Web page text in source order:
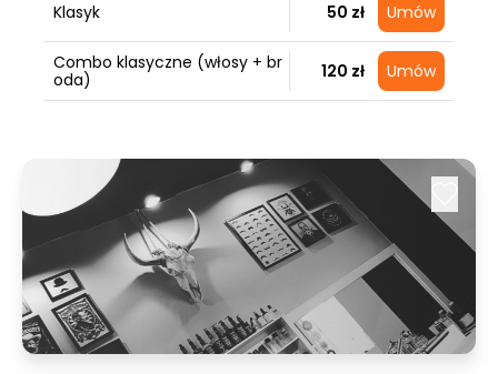
Klasyk 50 zł Umów
Combo klasyczne (włosy + br
oda)
120 zł Umów